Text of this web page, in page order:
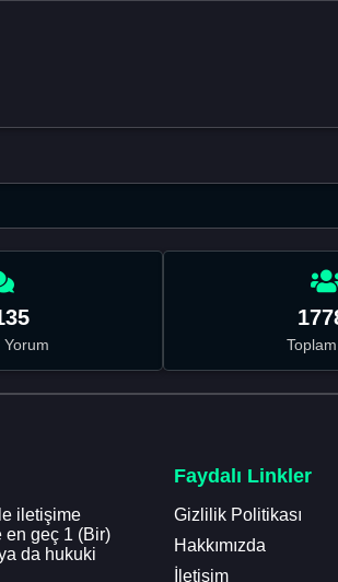
Yorum
iletişime
geç 1 (Bir)
da hukuki
Faydalı Linkler
Gizlilik Politikası
Hakkımızda
İletişim